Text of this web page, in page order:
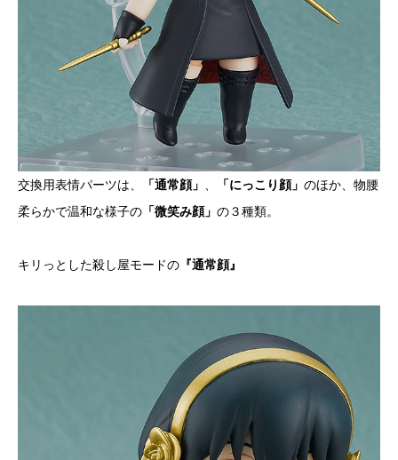
交換用表情パーツは、 「通常顔」 「にっこり顔」 のほか、物腰
柔らかで温和な様子の 「微笑み顔」 の３種類。
キリっとした殺し屋モードの 『通常顔』